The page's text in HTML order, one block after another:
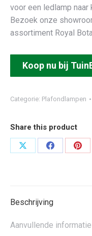
voor een ledlamp naar
Bezoek onze
assortiment Royal
Koop nu bij
Categorie: Plafondlampen
Share this product
Deel
Deel
Beschrijving
Aanvullende informatie